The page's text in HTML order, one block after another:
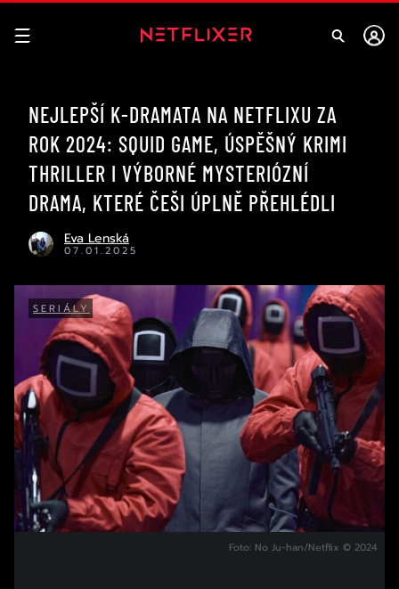
NEJLEPŠÍ K-DRAMATA NA NETFLIXU ZA
ROK 2024: SQUID GAME, ÚSPĚŠNÝ KRIMI
THRILLER I VÝBORNÉ MYSTERIÓZNÍ
DRAMA, KTERÉ ČEŠI ÚPLNĚ PŘEHLÉDLI
Eva Lenská
07.01.2025
SERIÁLY
Foto: No Ju-han/Netflix © 2024